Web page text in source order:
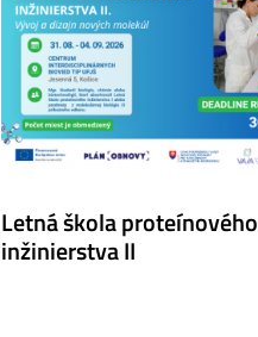
Letná škola proteínového
inžinierstva II